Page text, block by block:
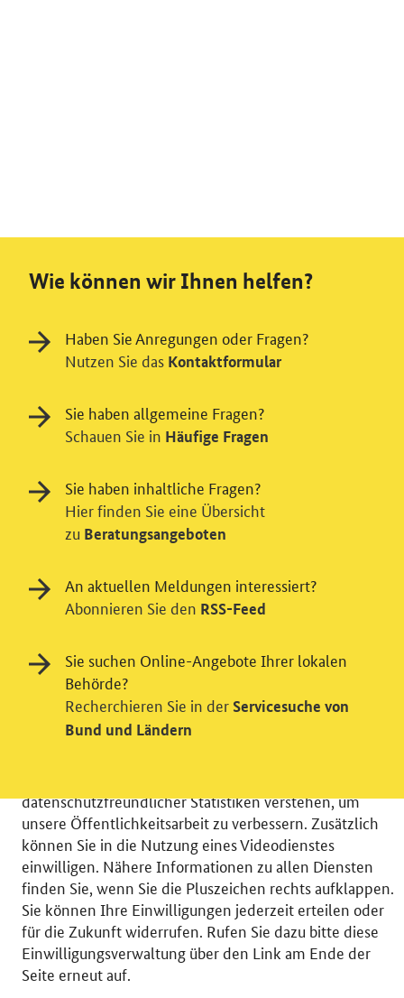
© 2026 Bundesministerium für Wirtschaft und Energie
RSS
Benutzerhinweise
Inhaltsverzeichnis
Impressum
Barrierefreiheit
Datenschutz
Einwilligungsverwaltung
Einwilligung in Tracking und / oder
Videodienst
Wir bitten Sie an dieser Stelle um Ihre Einwilligung für
datenschutzfreundlicher Statistiken verstehen, um
unsere Öffentlichkeitsarbeit zu verbessern. Zusätzlich
können Sie in die Nutzung eines Videodienstes
einwilligen. Nähere Informationen zu allen Diensten
finden Sie, wenn Sie die Pluszeichen rechts aufklappen.
Sie können Ihre Einwilligungen jederzeit erteilen oder
für die Zukunft widerrufen. Rufen Sie dazu bitte diese
Einwilligungsverwaltung über den Link am Ende der
Seite erneut auf.
Wie können wir Ihnen helfen?
Haben Sie Anregungen oder Fragen?
Nutzen Sie das Kontaktformular
Sie haben allgemeine Fragen?
Schauen Sie in Häufige Fragen
Sie haben inhaltliche Fragen?
Hier finden Sie eine Übersicht
zu Beratungsangeboten
An aktuellen Meldungen interessiert?
Abonnieren Sie den RSS-Feed
Sie suchen Online-Angebote Ihrer lokalen
Behörde?
Recherchieren Sie in der Servicesuche von
Bund und Ländern